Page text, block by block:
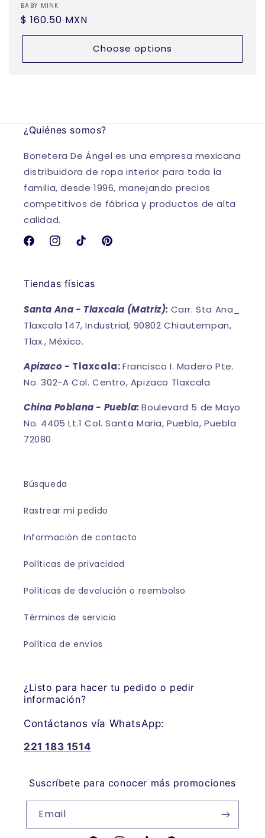
Vendor:
BABY MINK
Regular
price
$ 160.50 MXN
Choose options
¿Quiénes somos?
Bonetera De Ángel es una empresa mexicana
distribuidora de ropa interior para toda la
familia, desde 1996, manejando precios
competitivos de fábrica y productos de alta
calidad.
FacebookInstagramTikTokPinterest
Tiendas físicas
Santa Ana - Tlaxcala (Matriz): Carr. Sta Ana_
Tlaxcala 147, Industrial, 90802 Chiautempan,
Tlax., México.
Apizaco - Tlaxcala:Francisco I. Madero Pte.
No. 302-A Col. Centro, Apizaco Tlaxcala
China Poblana - Puebla:Boulevard 5 de Mayo
No. 4405 Lt.1 Col. Santa Maria, Puebla, Puebla
72080
Búsqueda
Rastrear mi pedido
Información de contacto
Políticas de privacidad
Políticas de devolución o reembolso
Términos de servicio
Política de envíos
¿Listo para hacer tu pedido o pedir
información?
Contáctanos vía WhatsApp:
221 183 1514
Suscríbete para conocer más promociones
Email